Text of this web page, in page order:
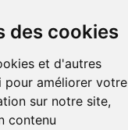
des cookies
et d'autres
pour améliorer votre
sur notre site,
contenu